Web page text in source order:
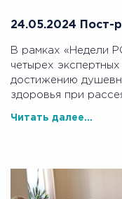
24.05.2024 Пост-
В рамках «Недели
четырех
достижению
здоровья при
Читать далее...